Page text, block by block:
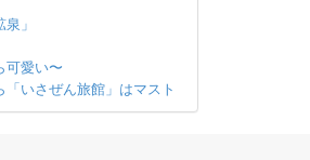
」
可愛い〜
「いさぜん旅館」はマスト